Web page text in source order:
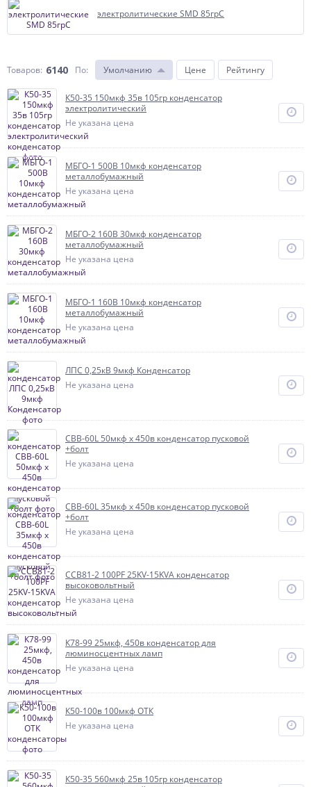
электролитические SMD 85грС
Товаров: 6140 По: Умолчанию Цене Рейтингу
К50-35 150мкф 35в 105гр конденсатор
электролитический
Не указана цена
МБГО-1 500В 10мкф конденсатор
металлобумажный
Не указана цена
МБГО-2 160В 30мкф конденсатор
металлобумажный
Не указана цена
МБГО-1 160В 10мкф конденсатор
металлобумажный
Не указана цена
ЛПС 0,25кВ 9мкф Конденсатор
Не указана цена
CBB-60L 50мкф х 450в конденсатор пусковой
+болт
Не указана цена
CBB-60L 35мкф х 450в конденсатор пусковой
+болт
Не указана цена
CCB81-2 100PF 25KV-15KVA конденсатор
высоковольтный
Не указана цена
К78-99 25мкф, 450в конденсатор для
люминосцентных ламп
Не указана цена
К50-100в 100мкф ОТК
Не указана цена
К50-35 560мкф 25в 105гр конденсатор